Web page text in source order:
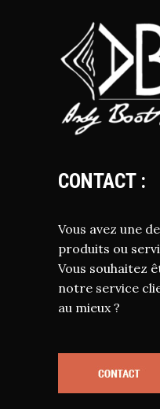
CONTACT :
Vous avez une
produits ou
Vous souhaitez
notre service
au mieux ?